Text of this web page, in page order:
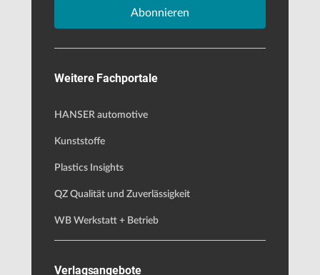
Abonnieren
Weitere Fachportale
HANSER automotive
Kunststoffe
Plastics Insights
QZ Qualität und Zuverlässigkeit
WB Werkstatt + Betrieb
Verlagsangebote